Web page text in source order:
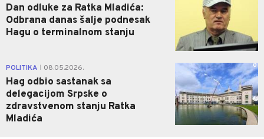
Dan odluke za Ratka Mladića:
Odbrana danas šalje podnesak
Hagu o terminalnom stanju
POLITIKA 08.05.2026.
Hag odbio sastanak sa
delegacijom Srpske o
zdravstvenom stanju Ratka
Mladića
0